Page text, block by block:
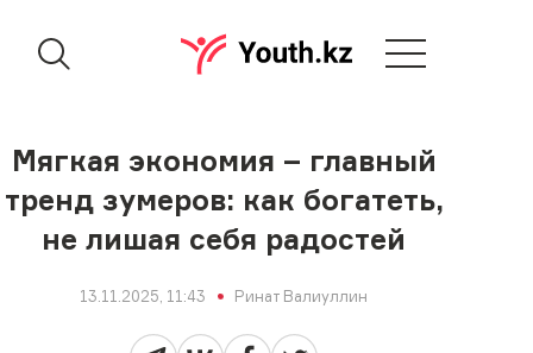
Мягкая экономия – главный
тренд зумеров: как богатеть,
не лишая себя радостей
13.11.2025, 11:43 Ринат Валиуллин